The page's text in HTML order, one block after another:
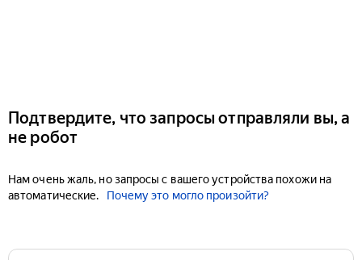
Подтвердите, что запросы отправляли вы, а
не робот
Нам очень жаль, но запросы с вашего устройства похожи на
автоматические.
Почему это могло произойти?